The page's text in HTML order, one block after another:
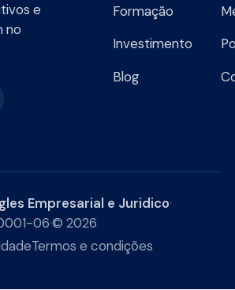
e
no
Formação
Investimento
Blog
Empresarial e Juridico·
06·© 2026
Termos e condições